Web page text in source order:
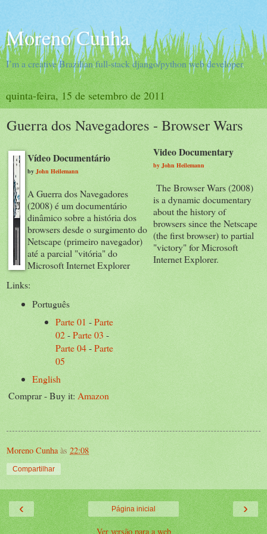
Moreno Cunha
I’m a creative Brazilian full-stack django/python web developer
quinta-feira, 15 de setembro de 2011
Guerra dos Navegadores - Browser Wars
Vídeo Documentário
by John Heilemann
A Guerra dos Navegadores
(2008) é um documentário
dinâmico sobre a história dos
browsers desde o surgimento do
Netscape (primeiro navegador)
até a parcial "vitória" do
Microsoft Internet Explorer
Video Documentary
by John Heilemann
The Browser Wars (2008)
is a dynamic documentary
about the history of
browsers since the Netscape
(the first browser) to partial
"victory" for Microsoft
Internet Explorer.
Links:
Português
Parte 01 -Parte
02-Parte 03 -
Parte 04-Parte
05
English
Comprar - Buy it: Amazon
Moreno Cunha às 22:08
Compartilhar
‹ ›
Página inicial
Ver versão para a web